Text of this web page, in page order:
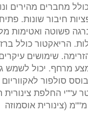
מחברים מהירים
חיבור שונות.
פשוטה ואטימות
הריאקטור כולל
שימושים
מרחף. יכול לשמש
סולפור
ליטר ע""י החלפת